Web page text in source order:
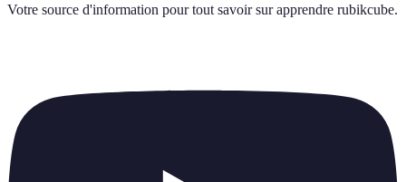
Votre source d'information pour tout savoir sur apprendre rubikcube.